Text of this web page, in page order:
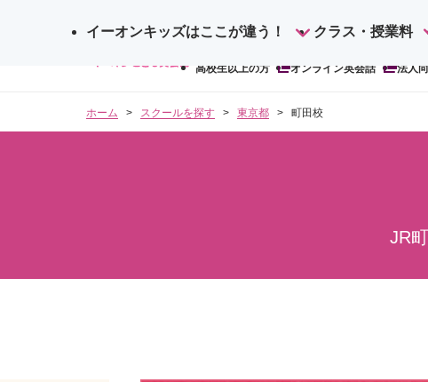
サ
ト
検
索
高校生以上の方 オンライン英会話 法人
イーオンキッズはここが違う！ クラス・授業料
ホーム スクールを探す 東京都 町田校
JR